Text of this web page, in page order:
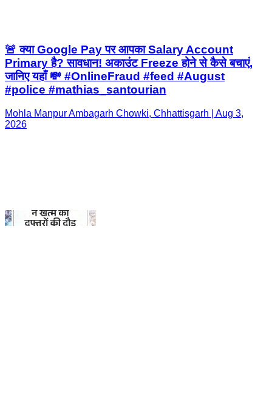
Mohla Manpur Ambagarh Chowki, Chhattisgarh | Aug 3,
2026